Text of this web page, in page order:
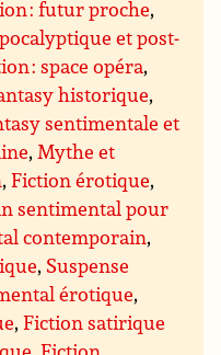
: futur proche,
et post-
: space opéra,
historique,
sentimentale et
,Mythe et
,Fiction érotique,
sentimental pour
contemporain,
, Suspense
érotique,
,Fiction satirique